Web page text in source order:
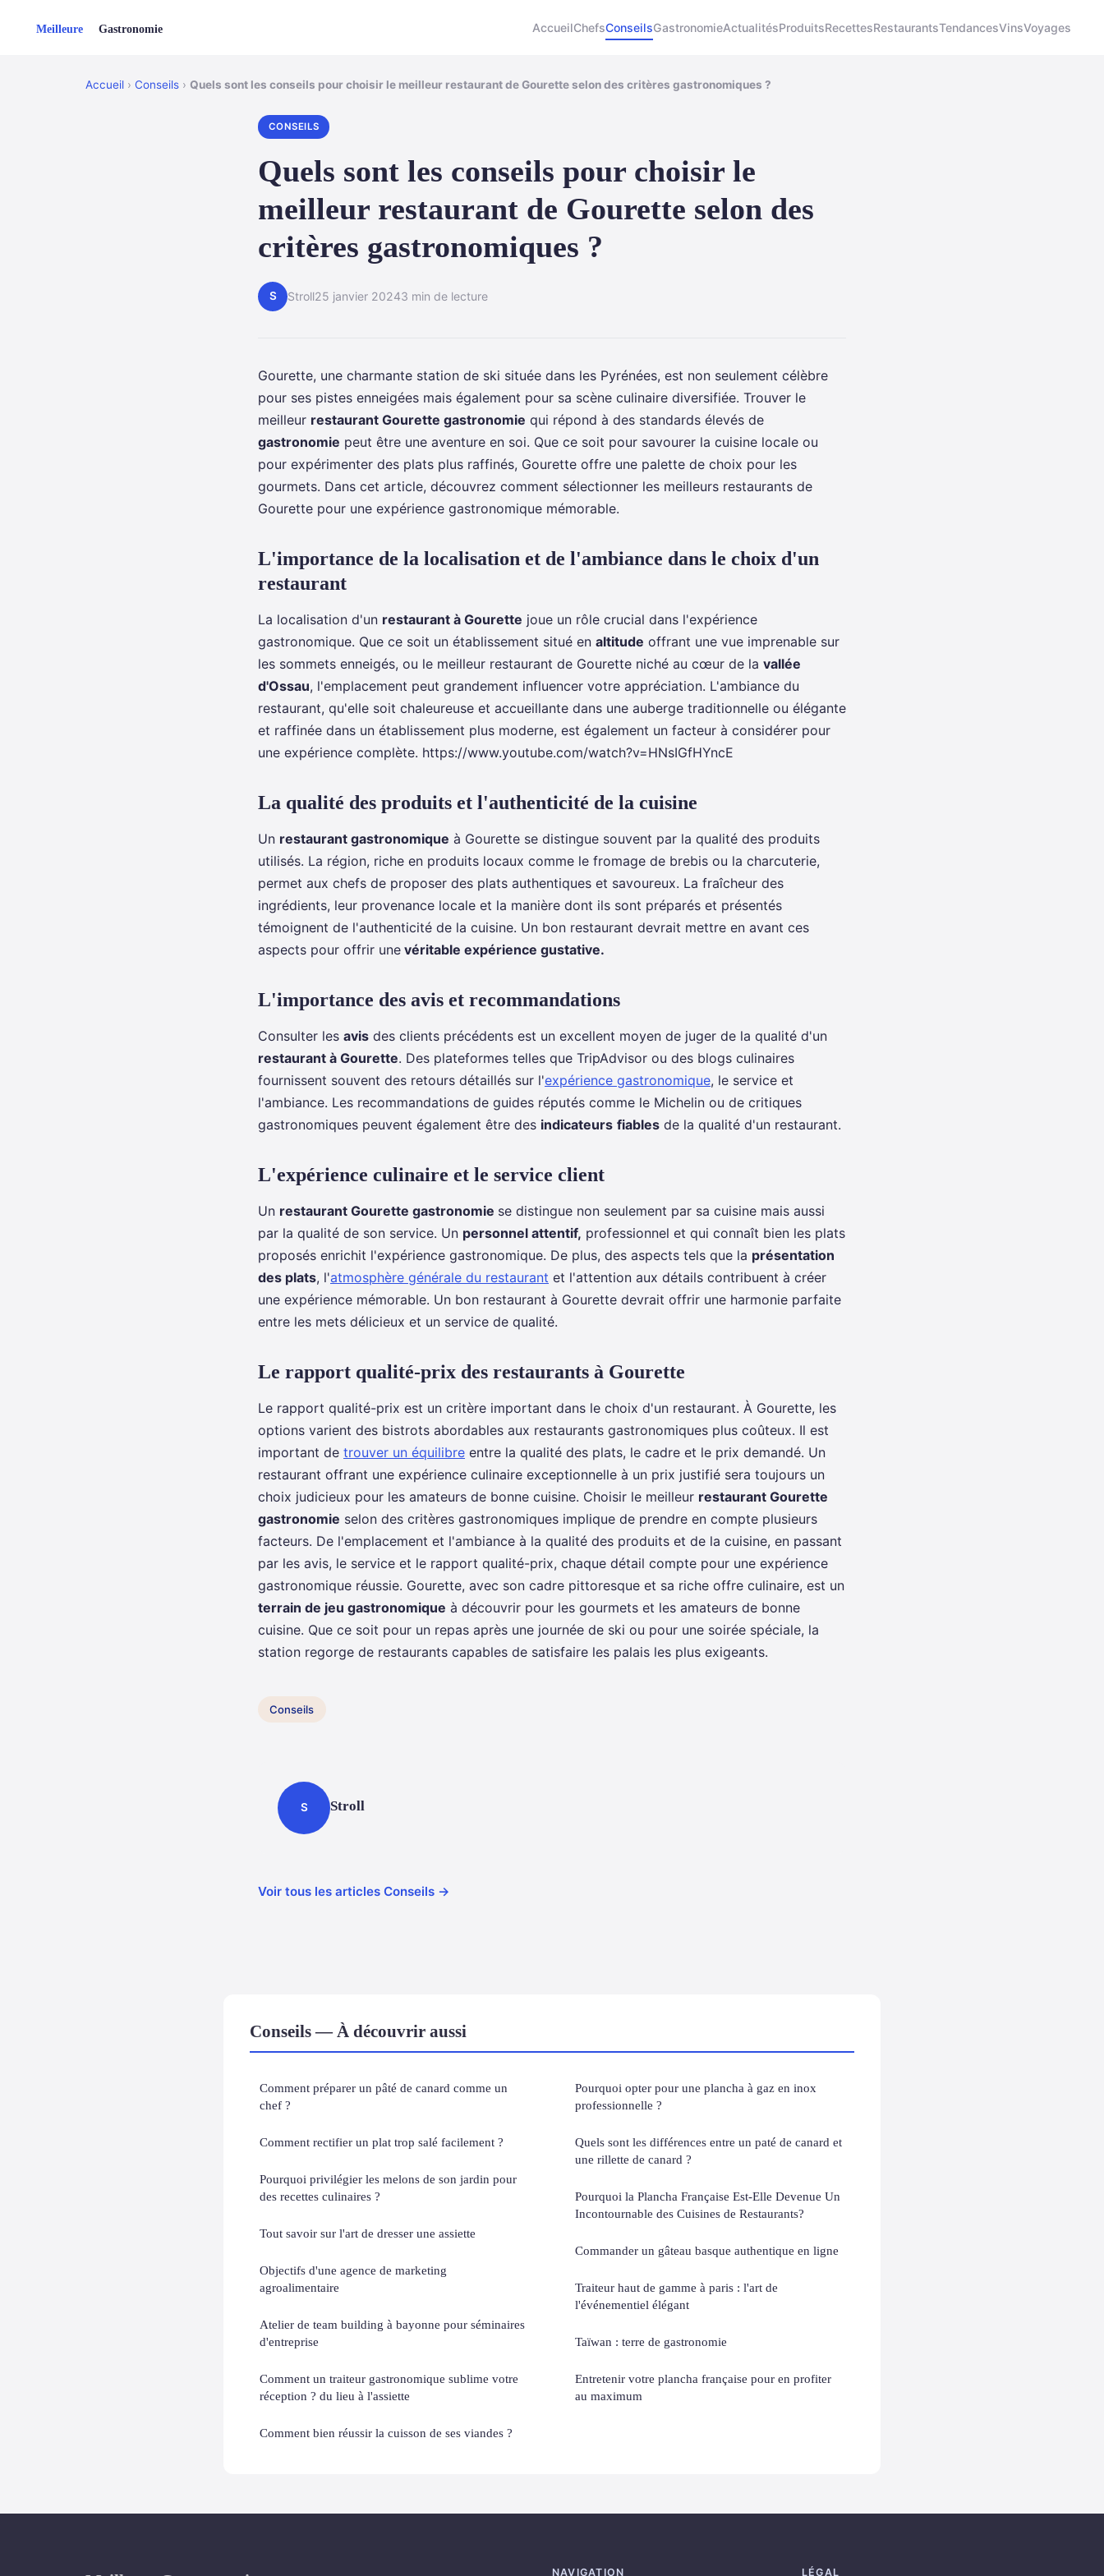
AccueilChefsConseilsGastronomieActualitésProduitsRecettesRestaurantsTendancesVinsVoyages
Accueil › Conseils › Quels sont les conseils pour choisir le meilleur restaurant de Gourette selon des critères gastronomiques ?
CONSEILS
Quels sont les conseils pour choisir le
meilleur restaurant de Gourette selon des
critères gastronomiques ?
S Stroll25 janvier 20243 min de lecture
Gourette, une charmante station de ski située dans les Pyrénées, est non seulement célèbre
pour ses pistes enneigées mais également pour sa scène culinaire diversifiée. Trouver le
meilleur restaurant Gourette gastronomie qui répond à des standards élevés de
gastronomie peut être une aventure en soi. Que ce soit pour savourer la cuisine locale ou
pour expérimenter des plats plus raffinés, Gourette offre une palette de choix pour les
gourmets. Dans cet article, découvrez comment sélectionner les meilleurs restaurants de
Gourette pour une expérience gastronomique mémorable.
L'importance de la localisation et de l'ambiance dans le choix d'un
restaurant
La localisation d'un restaurant à Gourette joue un rôle crucial dans l'expérience
gastronomique. Que ce soit un établissement situé en altitude offrant une vue imprenable sur
les sommets enneigés, ou le meilleur restaurant de Gourette niché au cœur de la vallée
d'Ossau, l'emplacement peut grandement influencer votre appréciation. L'ambiance du
restaurant, qu'elle soit chaleureuse et accueillante dans une auberge traditionnelle ou élégante
et raffinée dans un établissement plus moderne, est également un facteur à considérer pour
une expérience complète. https://www.youtube.com/watch?v=HNsIGfHYncE
La qualité des produits et l'authenticité de la cuisine
Un restaurant gastronomique à Gourette se distingue souvent par la qualité des produits
utilisés. La région, riche en produits locaux comme le fromage de brebis ou la charcuterie,
permet aux chefs de proposer des plats authentiques et savoureux. La fraîcheur des
ingrédients, leur provenance locale et la manière dont ils sont préparés et présentés
témoignent de l'authenticité de la cuisine. Un bon restaurant devrait mettre en avant ces
aspects pour offrir une véritable expérience gustative.
L'importance des avis et recommandations
Consulter les avis des clients précédents est un excellent moyen de juger de la qualité d'un
restaurant à Gourette. Des plateformes telles que TripAdvisor ou des blogs culinaires
fournissent souvent des retours détaillés sur l'expérience gastronomique, le service et
l'ambiance. Les recommandations de guides réputés comme le Michelin ou de critiques
gastronomiques peuvent également être des indicateurs fiables de la qualité d'un restaurant.
L'expérience culinaire et le service client
Un restaurant Gourette gastronomie se distingue non seulement par sa cuisine mais aussi
par la qualité de son service. Un personnel attentif, professionnel et qui connaît bien les plats
proposés enrichit l'expérience gastronomique. De plus, des aspects tels que la présentation
des plats, l'atmosphère générale du restaurant et l'attention aux détails contribuent à créer
une expérience mémorable. Un bon restaurant à Gourette devrait offrir une harmonie parfaite
entre les mets délicieux et un service de qualité.
Le rapport qualité-prix des restaurants à Gourette
Le rapport qualité-prix est un critère important dans le choix d'un restaurant. À Gourette, les
options varient des bistrots abordables aux restaurants gastronomiques plus coûteux. Il est
important de trouver un équilibre entre la qualité des plats, le cadre et le prix demandé. Un
restaurant offrant une expérience culinaire exceptionnelle à un prix justifié sera toujours un
choix judicieux pour les amateurs de bonne cuisine. Choisir le meilleur restaurant Gourette
gastronomie selon des critères gastronomiques implique de prendre en compte plusieurs
facteurs. De l'emplacement et l'ambiance à la qualité des produits et de la cuisine, en passant
par les avis, le service et le rapport qualité-prix, chaque détail compte pour une expérience
gastronomique réussie. Gourette, avec son cadre pittoresque et sa riche offre culinaire, est un
terrain de jeu gastronomique à découvrir pour les gourmets et les amateurs de bonne
cuisine. Que ce soit pour un repas après une journée de ski ou pour une soirée spéciale, la
station regorge de restaurants capables de satisfaire les palais les plus exigeants.
Conseils
S Stroll
Voir tous les articles Conseils →
Conseils — À découvrir aussi
Comment préparer un pâté de canard comme un
chef ?
Comment rectifier un plat trop salé facilement ?
Pourquoi privilégier les melons de son jardin pour
des recettes culinaires ?
Tout savoir sur l'art de dresser une assiette
Objectifs d'une agence de marketing
agroalimentaire
Atelier de team building à bayonne pour séminaires
d'entreprise
Comment un traiteur gastronomique sublime votre
réception ? du lieu à l'assiette
Comment bien réussir la cuisson de ses viandes ?
Pourquoi opter pour une plancha à gaz en inox
professionnelle ?
Quels sont les différences entre un paté de canard et
une rillette de canard ?
Pourquoi la Plancha Française Est-Elle Devenue Un
Incontournable des Cuisines de Restaurants?
Commander un gâteau basque authentique en ligne
Traiteur haut de gamme à paris : l'art de
l'événementiel élégant
Taïwan : terre de gastronomie
Entretenir votre plancha française pour en profiter
au maximum
NAVIGATION LÉGAL